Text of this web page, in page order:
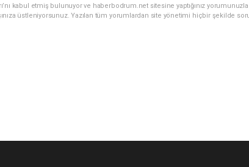
kabul etmiş bulunuyor ve haberbodrum.net sitesine yaptığınız
üstleniyorsunuz. Yazılan tüm yorumlardan site yönetimi hiçbir şekilde